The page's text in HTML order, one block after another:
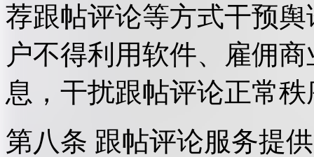
荐跟帖评论等方式干预
户不得利用软件、雇佣
息，干扰跟帖评论正常
第八条 跟帖评论服务提